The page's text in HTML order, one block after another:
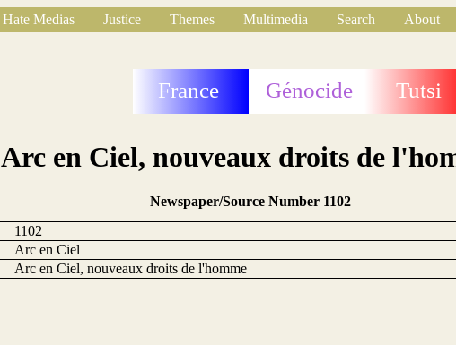
Hate Medias Justice Themes Multimedia Search
About
France Génocide Tutsi
Arc en Ciel, nouveaux droits de
Newspaper/Source Number 1102
1102
Arc en Ciel
Arc en Ciel, nouveaux droits de l'homme